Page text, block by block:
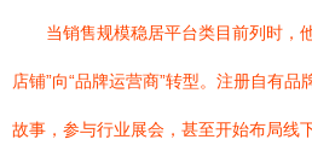
当销售规模稳居平台类目前列时，
店铺”向“品牌运营商”转型。注册自有
故事，参与行业展会，甚至开始布局线